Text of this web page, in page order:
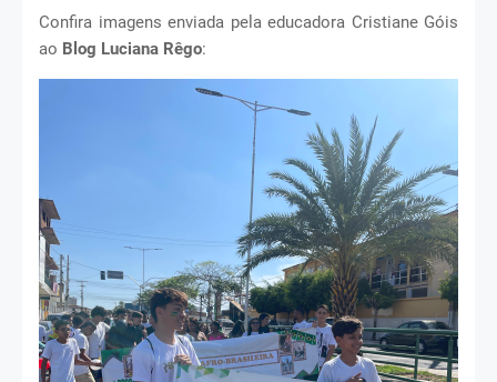
Confira imagens enviada pela educadora Cristiane Góis
ao Blog Luciana Rêgo: